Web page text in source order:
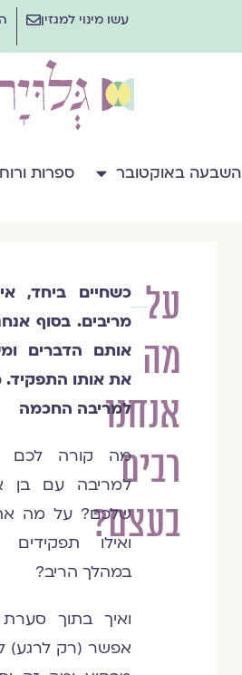
עשו מינוי למגזין
השבעה באוקטובר ספרות ורוח
על
מה
אנחנו
רבים
בעצם?
קרן
חדד
טאוב
כשחיים ביחד,
מריבים. בסוף
אותם הדברים
את אותו התפקיד.
למריבה החכמה
מה קורה לכם
למריבה עם בן
שלכם? על מה
ואילו
במהלך הריב?
ואיך בתוך
אפשר (רק לרגע)